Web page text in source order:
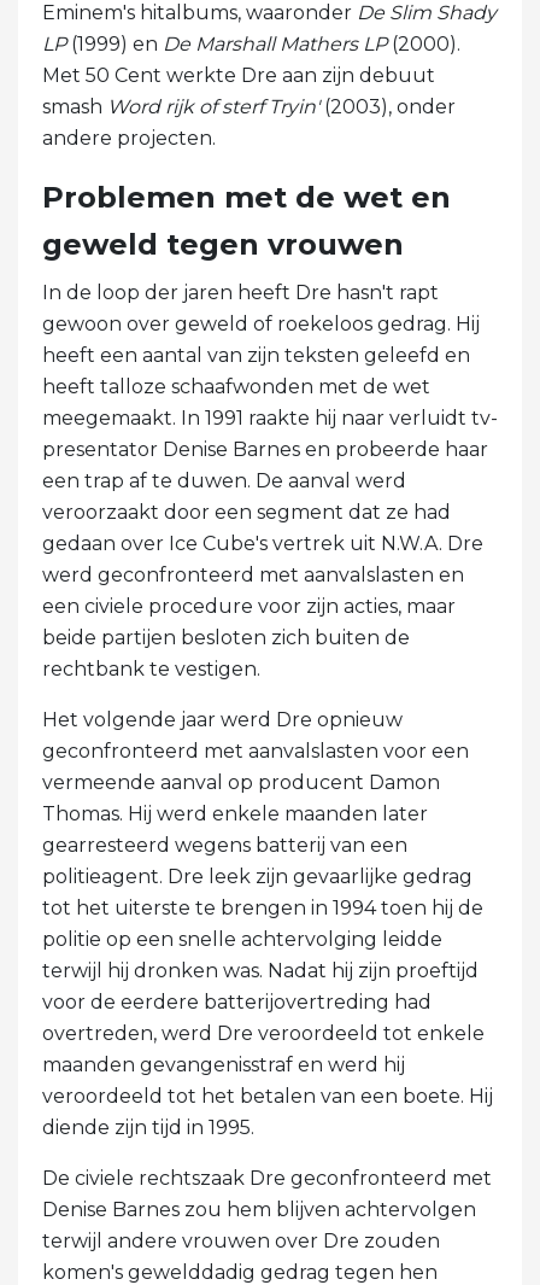
Eminem's hitalbums, waaronder De Slim Shady
LP(1999) en De Marshall Mathers LP(2000).
Met 50 Cent werkte Dre aan zijn debuut
smash Word rijk of sterf Tryin'(2003), onder
andere projecten.
Problemen met de wet en
geweld tegen vrouwen
In de loop der jaren heeft Dre hasn't rapt
gewoon over geweld of roekeloos gedrag. Hij
heeft een aantal van zijn teksten geleefd en
heeft talloze schaafwonden met de wet
meegemaakt. In 1991 raakte hij naar verluidt tv-
presentator Denise Barnes en probeerde haar
een trap af te duwen. De aanval werd
veroorzaakt door een segment dat ze had
gedaan over Ice Cube's vertrek uit N.W.A. Dre
werd geconfronteerd met aanvalslasten en
een civiele procedure voor zijn acties, maar
beide partijen besloten zich buiten de
rechtbank te vestigen.
Het volgende jaar werd Dre opnieuw
geconfronteerd met aanvalslasten voor een
vermeende aanval op producent Damon
Thomas. Hij werd enkele maanden later
gearresteerd wegens batterij van een
politieagent. Dre leek zijn gevaarlijke gedrag
tot het uiterste te brengen in 1994 toen hij de
politie op een snelle achtervolging leidde
terwijl hij dronken was. Nadat hij zijn proeftijd
voor de eerdere batterijovertreding had
overtreden, werd Dre veroordeeld tot enkele
maanden gevangenisstraf en werd hij
veroordeeld tot het betalen van een boete. Hij
diende zijn tijd in 1995.
De civiele rechtszaak Dre geconfronteerd met
Denise Barnes zou hem blijven achtervolgen
terwijl andere vrouwen over Dre zouden
komen's gewelddadig gedrag tegen hen